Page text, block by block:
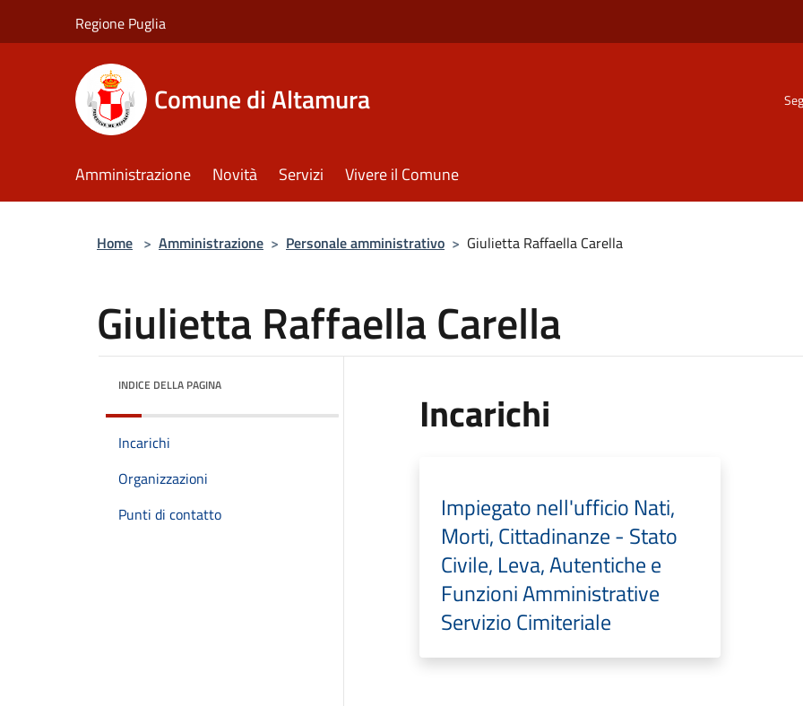
Regione Puglia
Comune di Altamura
Amministrazione Novità Servizi Vivere il Comune
Home > Amministrazione > Personale amministrativo > Giulietta Raffaella Carella
Giulietta Raffaella Carella
INDICE DELLA PAGINA
Incarichi
Organizzazioni
Punti di contatto
Incarichi
Impiegato nell'ufficio Nati,
Morti, Cittadinanze - Stato
Civile, Leva, Autentiche e
Funzioni Amministrative
Servizio Cimiteriale